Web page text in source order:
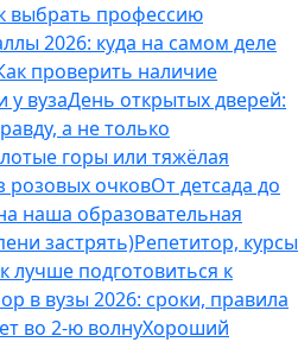
выбрать профессию
2026: куда на самом деле
проверить наличие
у вузаДень открытых дверей:
а не только
горы или тяжёлая
розовых очковОт детсада до
наша образовательная
застрять)Репетитор, курсы
лучше подготовиться к
в вузы 2026: сроки, правила
во 2‑ю волнуХороший